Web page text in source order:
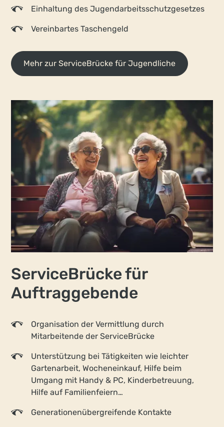
Einhaltung des Jugend­arbeits­schutz­gesetzes
Vereinbartes Taschengeld
Mehr zur ServiceBrücke für Jugendliche
Service­Brücke für
Auftrag­gebende
Organisation der Vermittlung durch
Mitarbeitende der ServiceBrücke
Unterstützung bei Tätigkeiten wie leichter
Gartenarbeit, Wocheneinkauf, Hilfe beim
Umgang mit Handy & PC, Kinderbetreuung,
Hilfe auf Familienfeiern…
Generationen­übergreifende Kontakte